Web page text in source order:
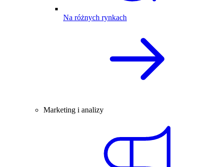
Na różnych rynkach
Marketing i analizy